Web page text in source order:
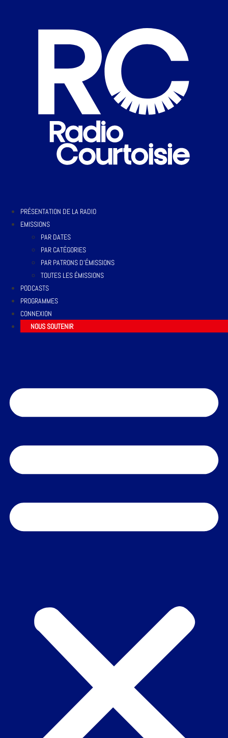
PRÉSENTATION DE LA RADIO
EMISSIONS
PAR DATES
PAR CATÉGORIES
PAR PATRONS D’ÉMISSIONS
TOUTES LES ÉMISSIONS
PODCASTS
PROGRAMMES
CONNEXION
NOUS SOUTENIR